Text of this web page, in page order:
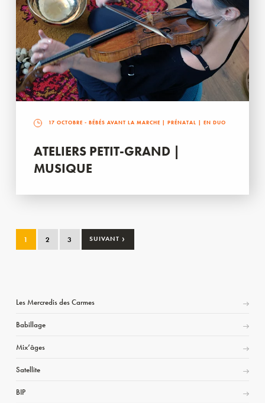
17 OCTOBRE - BÉBÉS AVANT LA MARCHE | PRÉNATAL | EN DUO
ATELIERS PETIT-GRAND |
MUSIQUE
1 2 3 SUIVANT ›
Les Mercredis des Carmes
Babillage
Mix’âges
Satellite
BIP